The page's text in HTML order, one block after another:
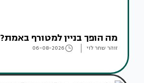
מה הופך בניין למטורף באמת?
זוהר שחר לוי 06-08-2026